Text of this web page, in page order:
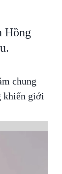
Hồng
chung
khiến giới